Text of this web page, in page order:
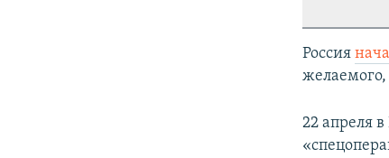
Россия
желаемого,
22 апреля